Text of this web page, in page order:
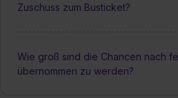
Zuschuss zum Busticket?
Wie groß sind die Chancen nach
übernommen zu werden?